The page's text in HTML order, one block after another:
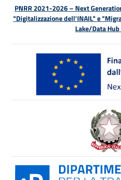
PNRR 2021-2026 – Next
"Digitalizzazione dell’INAIL" e
Lake/Data Hub